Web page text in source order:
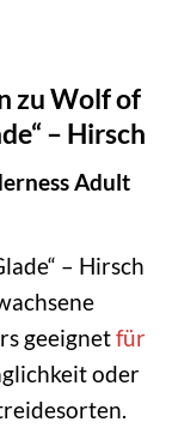
zu Wolf of
– Hirsch
Adult
– Hirsch
geeignetfür
oder